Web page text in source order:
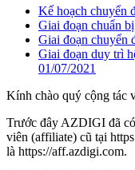
Kế hoạch chuyển
Giai đoạn chuẩn
Giai đoạn chuyển
Giai đoạn duy trì
01/07/2021
Kính chào quý cộng tác
Trước đây AZDIGI đã
viên (affiliate) cũ tại
là https://aff.azdigi.com.